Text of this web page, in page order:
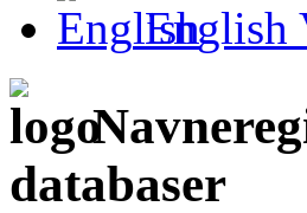
English
databaser